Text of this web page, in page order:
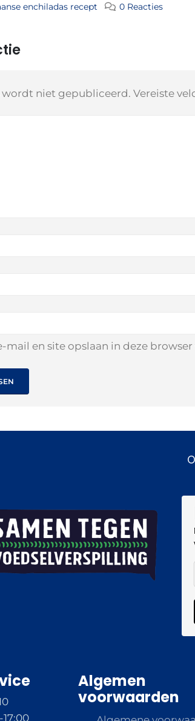
enchiladas recept 0 Reacties
wordt niet gepubliceerd. Vereiste
mail en site opslaan in deze
Algemen
voorwaarden